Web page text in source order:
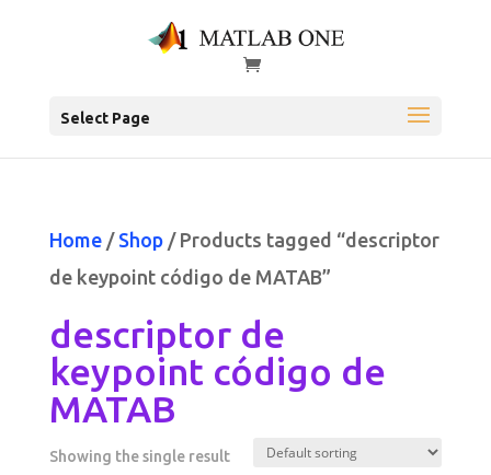
Select Page
Home/ Shop/ Products tagged “descriptor
de keypoint código de MATAB”
descriptor de
keypoint código de
MATAB
Showing the single result